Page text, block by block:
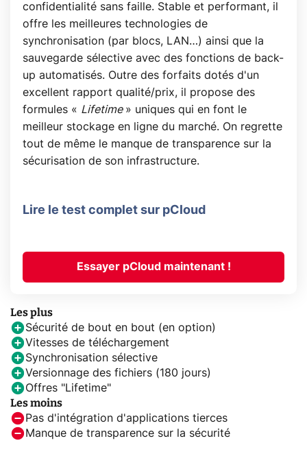
confidentialité sans faille. Stable et performant, il
offre les meilleures technologies de
synchronisation (par blocs, LAN…) ainsi que la
sauvegarde sélective avec des fonctions de back-
up automatisés. Outre des forfaits dotés d'un
excellent rapport qualité/prix, il propose des
formules « Lifetime » uniques qui en font le
meilleur stockage en ligne du marché. On regrette
tout de même le manque de transparence sur la
sécurisation de son infrastructure.
Lire le test complet sur pCloud
Essayer pCloud maintenant !
Les plus
Sécurité de bout en bout (en option)
Vitesses de téléchargement
Synchronisation sélective
Versionnage des fichiers (180 jours)
Offres "Lifetime"
Les moins
Pas d'intégration d'applications tierces
Manque de transparence sur la sécurité